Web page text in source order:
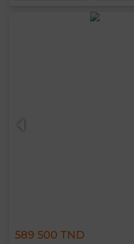
589 500 TND